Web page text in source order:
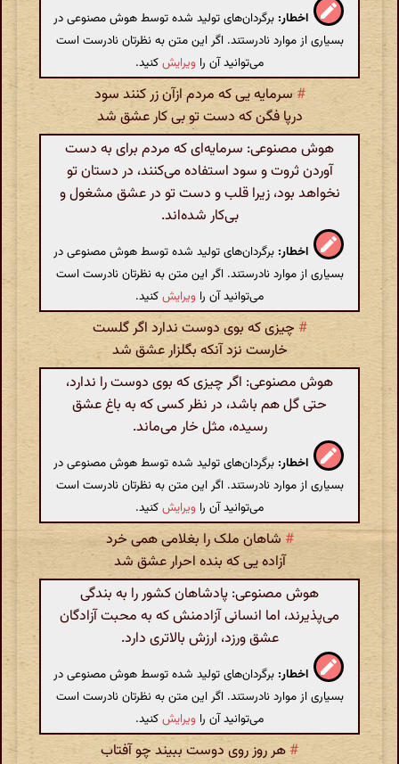
اخطار: برگردان‌های تولید شده توسط هوش مصنوعی در
بسیاری از موارد نادرستند. اگر این متن به نظرتان نادرست است
می‌توانید آن را ویرایشکنید.
#سرمایه یی که مردم ازآن زر کنند سود
درپا فگن که دست تو بی کار عشق شد
هوش مصنوعی: سرمایه‌ای که مردم برای به دست
آوردن ثروت و سود استفاده می‌کنند، در دستان تو
نخواهد بود، زیرا قلب و دست تو در عشق مشغول و
بی‌کار شده‌اند.
اخطار: برگردان‌های تولید شده توسط هوش مصنوعی در
بسیاری از موارد نادرستند. اگر این متن به نظرتان نادرست است
می‌توانید آن را ویرایشکنید.
# چیزی که بوی دوست ندارد اگر گلست
خارست نزد آنکه بگلزار عشق شد
هوش مصنوعی: اگر چیزی که بوی دوست را ندارد،
حتی گل هم باشد، در نظر کسی که به باغ عشق
رسیده، مثل خار می­‌ماند.
اخطار: برگردان‌های تولید شده توسط هوش مصنوعی در
بسیاری از موارد نادرستند. اگر این متن به نظرتان نادرست است
می‌توانید آن را ویرایشکنید.
# شاهان ملک را بغلامی همی خرد
آزاده یی که بنده احرار عشق شد
هوش مصنوعی: پادشاهان کشور را به بندگی
می‌پذیرند، اما انسانی آزادمنش که به محبت آزادگان
عشق ورزد، ارزش بالاتری دارد.
اخطار: برگردان‌های تولید شده توسط هوش مصنوعی در
بسیاری از موارد نادرستند. اگر این متن به نظرتان نادرست است
می‌توانید آن را ویرایشکنید.
# هر روز روی دوست ببیند چو آفتاب